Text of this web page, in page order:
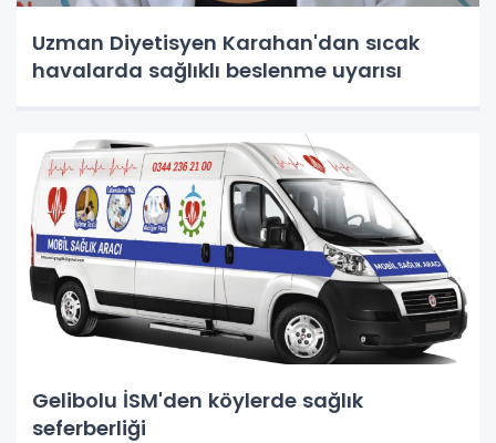
Uzman Diyetisyen Karahan'dan sıcak
havalarda sağlıklı beslenme uyarısı
Gelibolu İSM'den köylerde sağlık
seferberliği